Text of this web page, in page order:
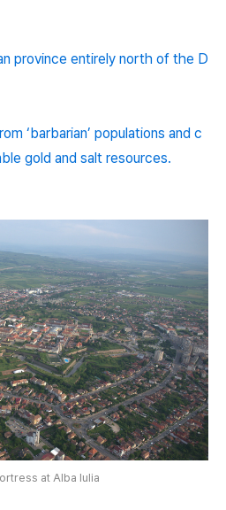
province entirely north of the D
‘barbarian’ populations and c
gold and salt resources.
at Alba Iulia